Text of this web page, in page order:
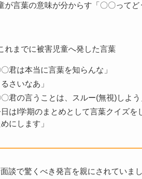
が言葉の意味が分からす「〇〇って
れまでに被害児童へ発した言葉
〇君は本当に言葉を知らんな」
るさいなあ」
〇君の言うことは、スルー(無視)しよう
日はI学期のまとめとして言葉クイズ
にします」
談で驚くべき発言を親にされていまし